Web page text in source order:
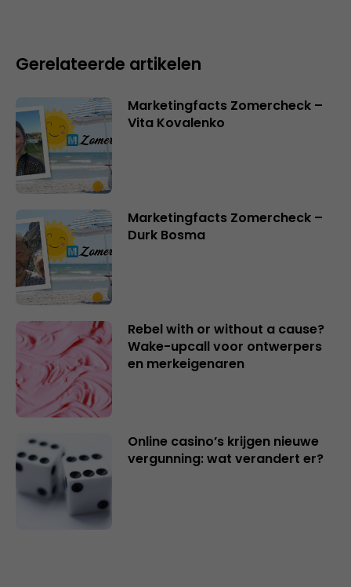
Gerelateerde artikelen
Marketingfacts Zomercheck –
Vita Kovalenko
Marketingfacts Zomercheck –
Durk Bosma
Rebel with or without a cause?
Wake-upcall voor ontwerpers
en merkeigenaren
Online casino’s krijgen nieuwe
vergunning: wat verandert er?